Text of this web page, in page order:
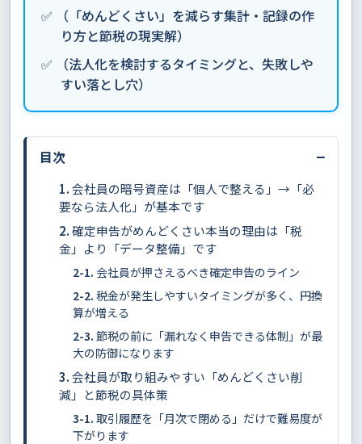
✅ （「めんどくさい」を減らす集計・記録の作
り方と節税の現実解）
✅ （法人化を検討するタイミングと、失敗しや
すい落とし穴）
目次 −
会社員の暗号資産は「個人で整える」→「必
要なら法人化」が基本です
確定申告がめんどくさい本当の理由は「税
金」より「データ整備」です
会社員が押さえるべき確定申告のライン
税金が発生しやすいタイミングが多く、円換
算が増える
節税の前に「漏れなく申告できる体制」が最
大の防御になります
会社員が取り組みやすい「めんどくさい削
減」と節税の具体策
取引履歴を「月次で閉める」だけで難易度が
下がります